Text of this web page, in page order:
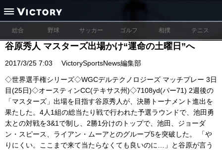
総合 野球 サッカー ゴルフ 相撲 テニス
谷原秀人 マスターズ出場かけ“運命の土曜日”へ
2017/3/25 7:03 VictorySportsNews編集部
◇世界選手権シリーズ◇WGCデルテクノロジーズ マッチプレー 3日
目(25日)◇オースティンCC(テキサス州)◇7108yd(パー71) 2週後の
「マスターズ」出場を目指す谷原秀人が、決勝トーナメント進出を
果たした。4人1組の総当たり戦で行われた予選ラウンドで、池田勇
太との対戦を3&1で制し、2勝1分けのトップで、池田、ジョーダ
ン・スピース、ライアン・ムーアとのグループ5を突破した。 「や
りにくい。ここまで来て当たらなくても良いのに…」と谷原が言う